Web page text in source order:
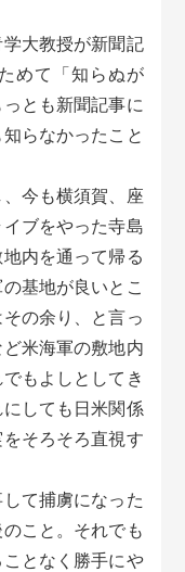
大教授が新聞記
めて「知らぬが
とも新聞記事に
らなかったこと
今も横須賀、座
ブをやった寺島
内を通って帰る
基地が良いとこ
の余り、と言っ
米海軍の敷地内
もよしとしてき
しても日米関係
そろそろ直視す
て捕虜になった
こと。それでも
となく勝手にや